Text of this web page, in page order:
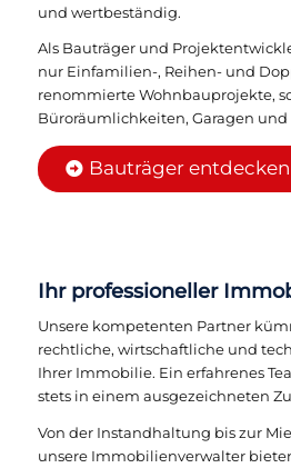
und wertbeständig.
Als Bauträger und
nur Einfamilien-, Reihen- und
renommierte Wohnbauprojekte,
Büroräumlichkeiten, Garagen und
Bauträger entdecken
Ihr professioneller
Unsere kompetenten Partner
rechtliche, wirtschaftliche und
Ihrer Immobilie. Ein erfahrenes
stets in einem ausgezeichneten
Von der Instandhaltung bis zur
unsere Immobilienverwalter